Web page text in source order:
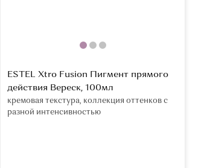
ESTEL Xtro Fusion Пигмент прямого
действия Вереск, 100мл
кремовая текстура, коллекция оттенков с
разной интенсивностью